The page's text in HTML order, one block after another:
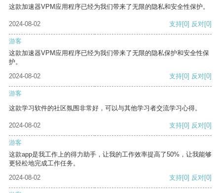
这款加速器VPM应用程序已经为我们带来了无限的隐私和安全性保护。
2024-08-02 支持[0] 反对[0]
游客
这款加速器VPM应用程序已经为我们带来了无限的隐私保护和安全性保
护。
2024-08-02
支持[0] 反对[0]
游客
这款学习软件的社区氛围非常好，可以与其他学习者交流学习心得。
2024-08-02 支持[0] 反对[0]
游客
这款app是我工作上的得力助手，让我的工作效率提高了50%，让我能够
更轻松地完成工作任务。
2024-08-02
支持[0] 反对[0]